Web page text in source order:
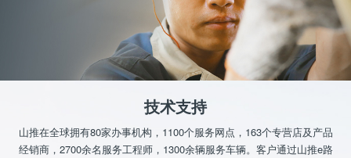
技术支持
山推在全球拥有80家办事机构，1100个服务网点，163个专营店及产品
经销商，2700余名服务工程师，1300余辆服务车辆。客户通过山推e路